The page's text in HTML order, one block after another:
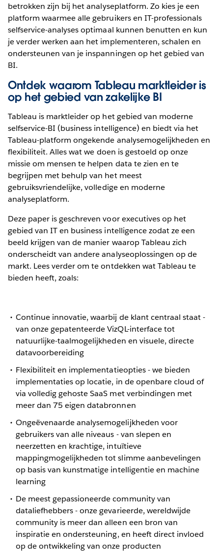
betrokken zijn bij het analyseplatform. Zo kies je een
platform waarmee alle gebruikers en IT-professionals
selfservice-analyses optimaal kunnen benutten en kun
je verder werken aan het implementeren, schalen en
ondersteunen van je inspanningen op het gebied van
BI.
Ontdek waarom Tableau marktleider is
op het gebied van zakelijke BI
Tableau is marktleider op het gebied van moderne
selfservice-BI (business intelligence) en biedt via het
Tableau-platform ongekende analysemogelijkheden en
flexibiliteit. Alles wat we doen is gestoeld op onze
missie om mensen te helpen data te zien en te
begrijpen met behulp van het meest
gebruiksvriendelijke, volledige en moderne
analyseplatform.
Deze paper is geschreven voor executives op het
gebied van IT en business intelligence zodat ze een
beeld krijgen van de manier waarop Tableau zich
onderscheidt van andere analyseoplossingen op de
markt. Lees verder om te ontdekken wat Tableau te
bieden heeft, zoals:
Continue innovatie, waarbij de klant centraal staat -
van onze gepatenteerde VizQL-interface tot
natuurlijke-taalmogelijkheden en visuele, directe
datavoorbereiding
Flexibiliteit en implementatieopties - we bieden
implementaties op locatie, in de openbare cloud of
via volledig gehoste SaaS met verbindingen met
meer dan 75 eigen databronnen
Ongeëvenaarde analysemogelijkheden voor
gebruikers van alle niveaus - van slepen en
neerzetten en krachtige, intuïtieve
mappingmogelijkheden tot slimme aanbevelingen
op basis van kunstmatige intelligentie en machine
learning
De meest gepassioneerde community van
dataliefhebbers - onze gevarieerde, wereldwijde
community is meer dan alleen een bron van
inspiratie en ondersteuning, en heeft direct invloed
op de ontwikkeling van onze producten